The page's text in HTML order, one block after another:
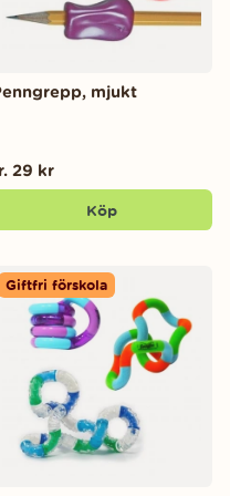
mjukt
29 kr
Köp
Giftfri förskola